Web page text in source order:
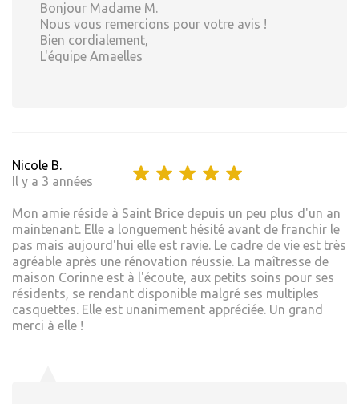
Bonjour Madame M.
Nous vous remercions pour votre avis !
Bien cordialement,
L'équipe Amaelles
Nicole B.
Il y a 3 années
Mon amie réside à Saint Brice depuis un peu plus d'un an
maintenant. Elle a longuement hésité avant de franchir le
pas mais aujourd'hui elle est ravie. Le cadre de vie est très
agréable après une rénovation réussie. La maîtresse de
maison Corinne est à l'écoute, aux petits soins pour ses
résidents, se rendant disponible malgré ses multiples
casquettes. Elle est unanimement appréciée. Un grand
merci à elle !